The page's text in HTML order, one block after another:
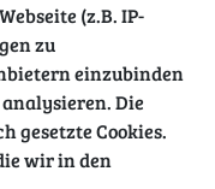
(z.B. IP-
zu
einzubinden
Die
gesetzte Cookies.
wir in den